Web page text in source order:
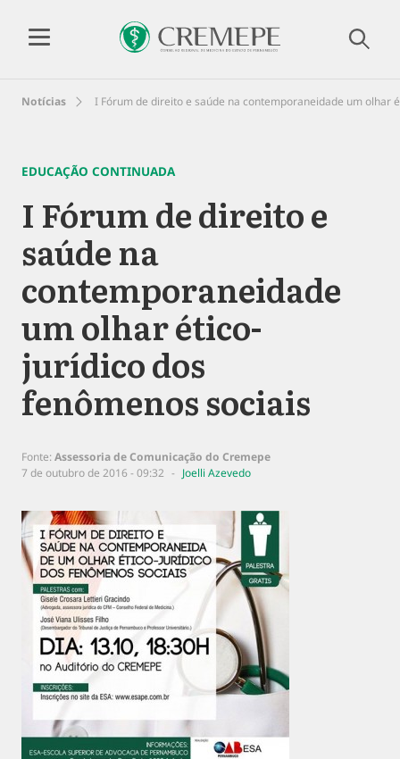
Notícias I Fórum de direito e saúde na contemporaneidade um olhar
EDUCAÇÃO CONTINUADA
I Fórum de direito e
saúde na
contemporaneidade
um olhar ético-
jurídico dos
fenômenos sociais
Fonte:Assessoria de Comunicação do Cremepe
7 de outubro de 2016 - 09:32
Joelli Azevedo